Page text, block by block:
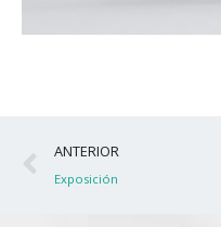
Ant
ANTERIOR
Exposición